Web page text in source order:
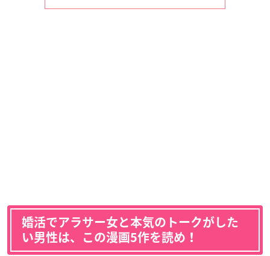
婚活でアラサー女と本気のトークがした
い男性は、この漫画5作を読め！